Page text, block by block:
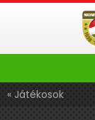
« Játékosok